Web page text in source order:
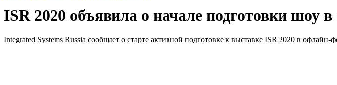
ISR 2020 объявила о начале подготовки шоу
Integrated Systems Russia сообщает о старте активной подготовке к выставке ISR 2020 в офлайн-